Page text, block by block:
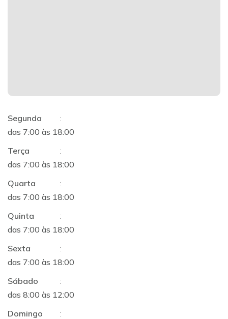
Segunda
:
das 7:00 às 18:00
Terça
:
das 7:00 às 18:00
Quarta
:
das 7:00 às 18:00
Quinta
:
das 7:00 às 18:00
Sexta
:
das 7:00 às 18:00
Sábado
:
das 8:00 às 12:00
Domingo
: